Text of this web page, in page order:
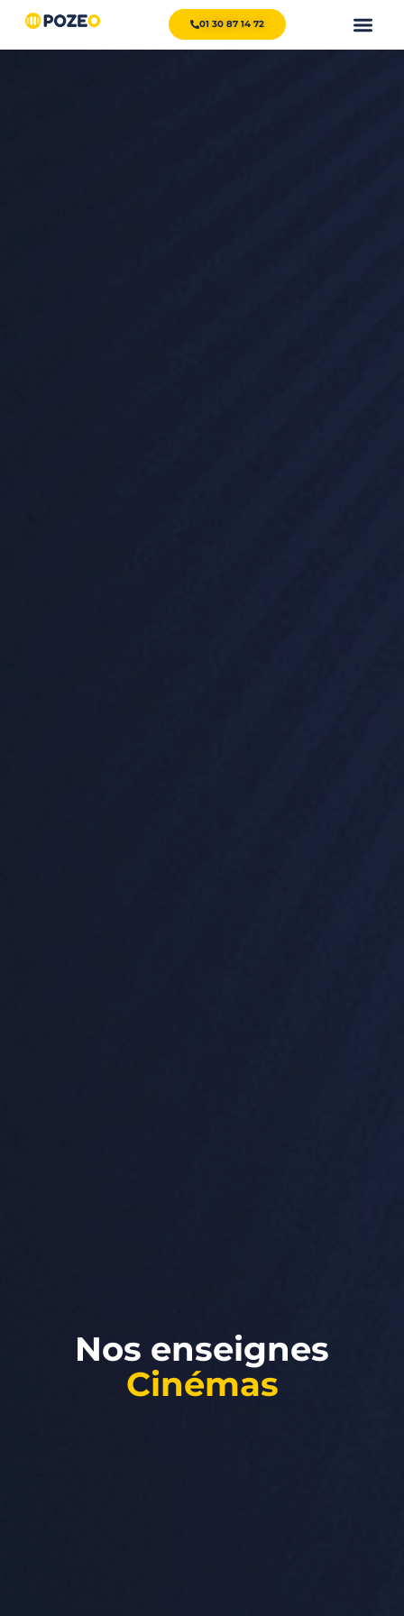
01 30 87 14 72
Nos enseignes
Cinémas